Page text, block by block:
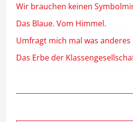
Wir brauchen keinen
Das Blaue. Vom Himmel.
Umfragt mich mal was anderes
Das Erbe der